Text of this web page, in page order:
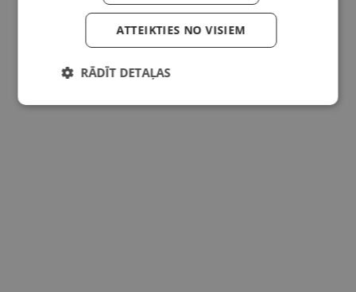
ATTEIKTIES NO VISIEM
RĀDĪT DETAĻAS